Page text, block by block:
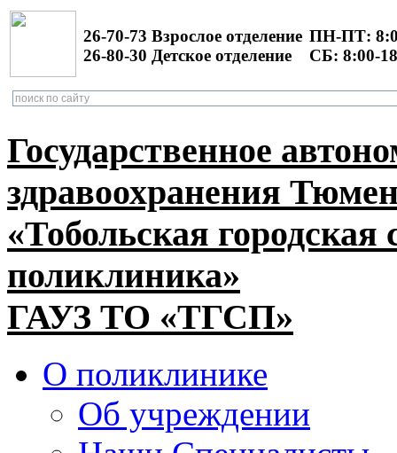
26-70-73 Взрослое отделение
26-80-30 Детское отделение
ПН-ПТ:
СБ: 8:00-
Государственное
здравоохранения
«Тобольская городская
поликлиника»
ГАУЗ ТО «ТГСП»
О поликлинике
Об учреждении